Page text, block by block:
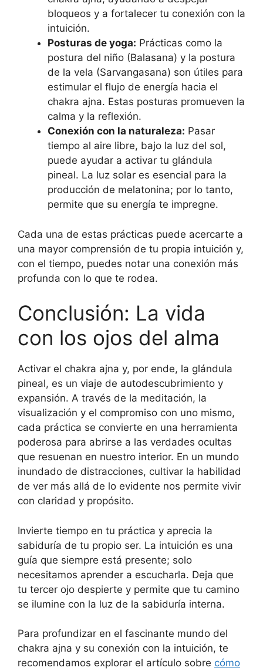
bloqueos y a fortalecer tu conexión con la
intuición.
Posturas de yoga: Prácticas como la
postura del niño (Balasana) y la postura
de la vela (Sarvangasana) son útiles para
estimular el flujo de energía hacia el
chakra ajna. Estas posturas promueven la
calma y la reflexión.
Conexión con la naturaleza: Pasar
tiempo al aire libre, bajo la luz del sol,
puede ayudar a activar tu glándula
pineal. La luz solar es esencial para la
producción de melatonina; por lo tanto,
permite que su energía te impregne.
Cada una de estas prácticas puede acercarte a
una mayor comprensión de tu propia intuición y,
con el tiempo, puedes notar una conexión más
profunda con lo que te rodea.
Conclusión: La vida
con los ojos del alma
Activar el chakra ajna y, por ende, la glándula
pineal, es un viaje de autodescubrimiento y
expansión. A través de la meditación, la
visualización y el compromiso con uno mismo,
cada práctica se convierte en una herramienta
poderosa para abrirse a las verdades ocultas
que resuenan en nuestro interior. En un mundo
inundado de distracciones, cultivar la habilidad
de ver más allá de lo evidente nos permite vivir
con claridad y propósito.
Invierte tiempo en tu práctica y aprecia la
sabiduría de tu propio ser. La intuición es una
guía que siempre está presente; solo
necesitamos aprender a escucharla. Deja que
tu tercer ojo despierte y permite que tu camino
se ilumine con la luz de la sabiduría interna.
Para profundizar en el fascinante mundo del
chakra ajna y su conexión con la intuición, te
recomendamos explorar el artículo sobre cómo